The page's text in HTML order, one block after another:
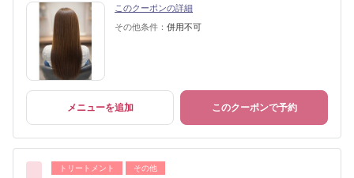
このクーポンの詳細
その他条件： 併用不可
メニューを追加 このクーポンで予約
トリートメント その他